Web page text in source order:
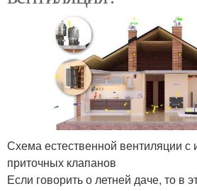
Схема естественной вентиляции с
приточных клапанов
Если говорить о летней даче, то в